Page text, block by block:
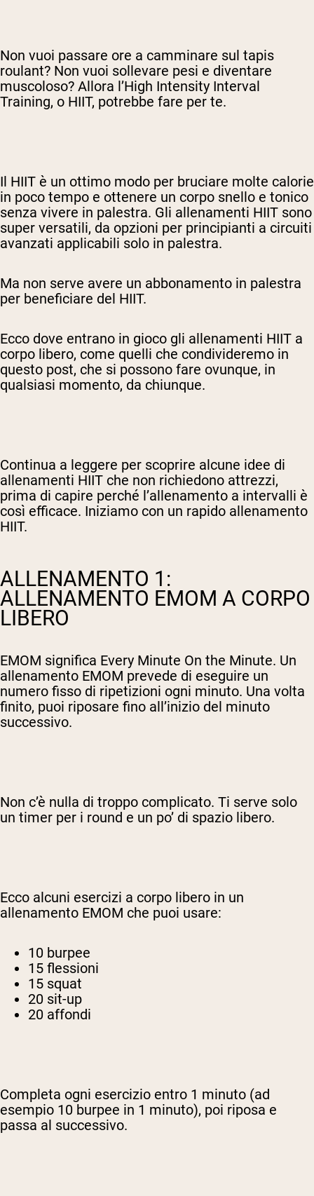
Non vuoi passare ore a camminare sul tapis
roulant? Non vuoi sollevare pesi e diventare
muscoloso? Allora l’High Intensity Interval
Training, o HIIT, potrebbe fare per te.
Il HIIT è un ottimo modo per bruciare molte calorie
in poco tempo e ottenere un corpo snello e tonico
senza vivere in palestra. Gli allenamenti HIIT sono
super versatili, da opzioni per principianti a circuiti
avanzati applicabili solo in palestra.
Ma non serve avere un abbonamento in palestra
per beneficiare del HIIT.
Ecco dove entrano in gioco gli allenamenti HIIT a
corpo libero, come quelli che condivideremo in
questo post, che si possono fare ovunque, in
qualsiasi momento, da chiunque.
Continua a leggere per scoprire alcune idee di
allenamenti HIIT che non richiedono attrezzi,
prima di capire perché l’allenamento a intervalli è
così efficace. Iniziamo con un rapido allenamento
HIIT.
ALLENAMENTO 1:
ALLENAMENTO EMOM A CORPO
LIBERO
EMOM significa Every Minute On the Minute. Un
allenamento EMOM prevede di eseguire un
numero fisso di ripetizioni ogni minuto. Una volta
finito, puoi riposare fino all’inizio del minuto
successivo.
Non c’è nulla di troppo complicato. Ti serve solo
un timer per i round e un po’ di spazio libero.
Ecco alcuni esercizi a corpo libero in un
allenamento EMOM che puoi usare:
10 burpee
15 flessioni
15 squat
20 sit-up
20 affondi
Completa ogni esercizio entro 1 minuto (ad
esempio 10 burpee in 1 minuto), poi riposa e
passa al successivo.